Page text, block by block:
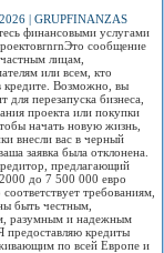
| GRUPFINANZAS
финансовыми услугами
сообщение
лицам,
или всем, кто
кредите. Возможно, вы
для перезапуска бизнеса,
проекта или покупки
начать новую жизнь,
внесли вас в черный
заявка была отклонена.
предлагающий
до 7 500 000 евро
требованиям,
быть честным,
разумным и надежным
предоставляю кредиты
по всей Европе и